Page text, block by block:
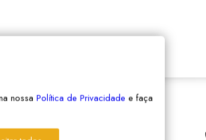
nossa Política de Privacidade e faça